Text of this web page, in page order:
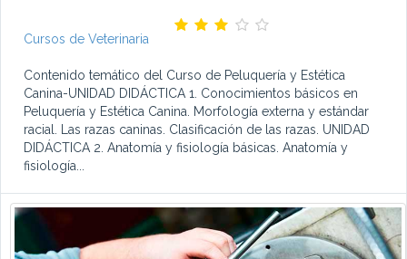
Cursos de Veterinaria
Contenido temático del Curso de Peluquería y Estética
Canina-UNIDAD DIDÁCTICA 1. Conocimientos básicos en
Peluquería y Estética Canina. Morfología externa y estándar
racial. Las razas caninas. Clasificación de las razas. UNIDAD
DIDÁCTICA 2. Anatomía y fisiología básicas. Anatomía y
fisiología...